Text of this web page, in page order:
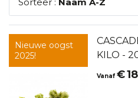
Nieuwe oogst
2025!
KILO -
Vanaf €